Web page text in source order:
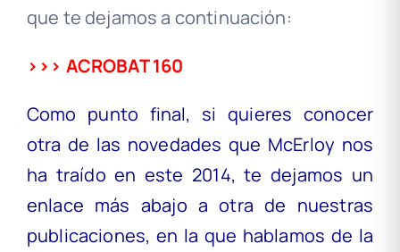
que te dejamos a continuación:
>>> ACROBAT 160
Como punto final, si quieres conocer
otra de las novedades que McErloy nos
ha traído en este 2014, te dejamos un
enlace más abajo a otra de nuestras
publicaciones, en la que hablamos de la